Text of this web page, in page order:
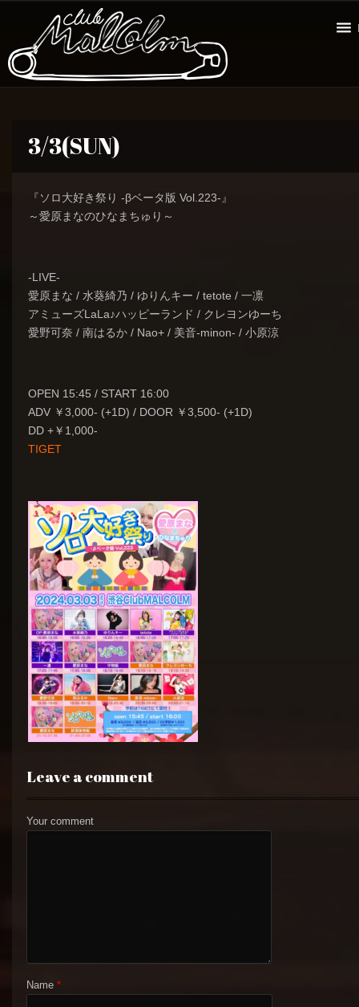
3/3(SUN)
『ソロ大好き祭り -βベータ版 Vol.223-』
～愛原まなのひなまちゅり～
-LIVE-
愛原まな / 水葵綺乃 / ゆりんキー / tetote / 一凛
アミューズLaLa♪ハッピーランド / クレヨンゆーち
愛野可奈 / 南はるか / Nao+ / 美音-minon- / 小原涼
OPEN 15:45 / START 16:00
ADV ￥3,000- (+1D) / DOOR ￥3,500- (+1D)
DD +￥1,000-
TIGET
Leave a comment
Your comment
Name *